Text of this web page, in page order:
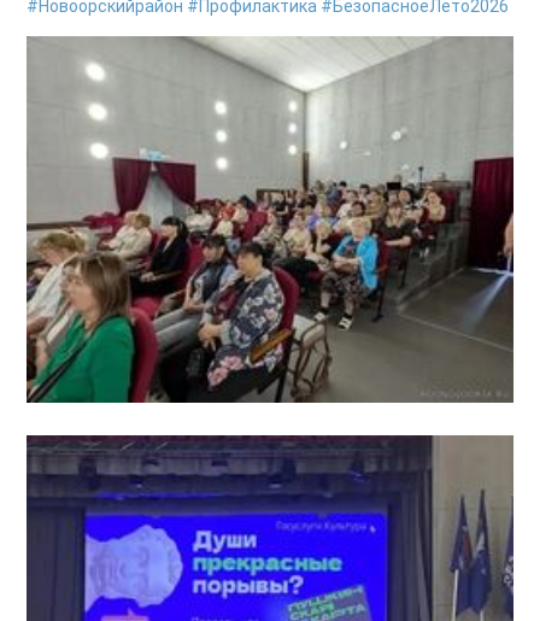
#Новоорскийрайон #Профилактика #БезопасноеЛето2026